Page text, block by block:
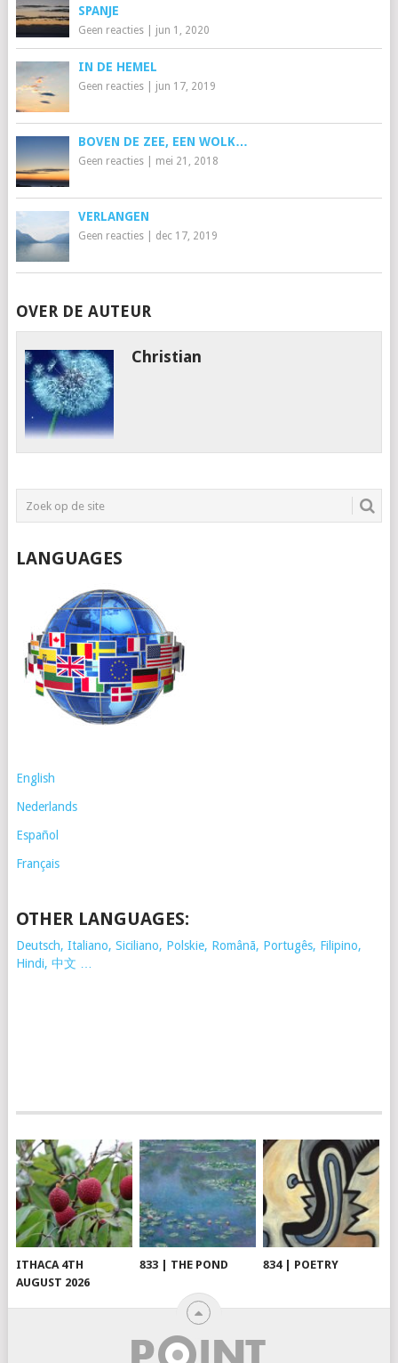
SPANJE
Geen reacties| jun 1, 2020
IN DE HEMEL
Geen reacties| jun 17, 2019
BOVEN DE ZEE, EEN WOLK…
Geen reacties| mei 21, 2018
VERLANGEN
Geen reacties| dec 17, 2019
OVER DE AUTEUR
Christian
LANGUAGES
English
Nederlands
Español
Français
OTHER LANGUAGES:
Deutsch, Italiano, Siciliano, Polskie, Românã, Portugês, Filipino,
Hindi, 中文 …
ITHACA 4TH
AUGUST 2026
833 | THE POND 834 | POETRY